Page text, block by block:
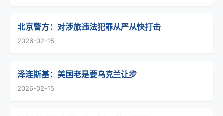
北京警方：对涉旅违法犯罪从严从快打击
2026-02-15
泽连斯基：美国老是要乌克兰让步
2026-02-15